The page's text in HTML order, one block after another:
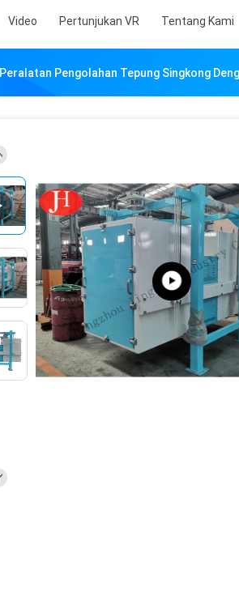
Video Pertunjukan VR Tentang Kami
Peralatan Pengolahan Tepung Singkong